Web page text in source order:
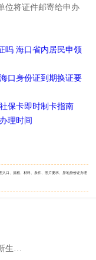
位将证件邮寄给申办
吗 海口省内居民申领
口身份证到期换证要
保卡即时制卡指南
理时间
入口、流程、材料、条件、照片要求、异地身份证办理